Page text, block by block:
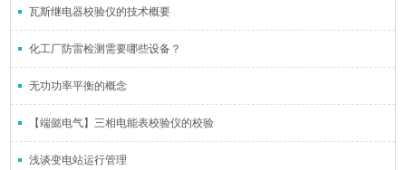
瓦斯继电器校验仪的技术概要
化工厂防雷检测需要哪些设备？
无功功率平衡的概念
【端懿电气】三相电能表校验仪的校验
浅谈变电站运行管理